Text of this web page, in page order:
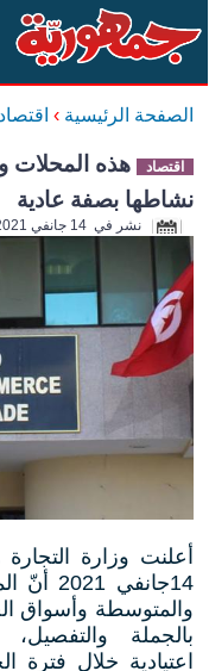
الصفحة الرئيسية › اقتصاد
اقتصاد هذه المحلات
نشاطها بصفة عادية
نشر في 14 جانفي 2021
أعلنت وزارة
والمتوسطة وأسواق
بالجملة